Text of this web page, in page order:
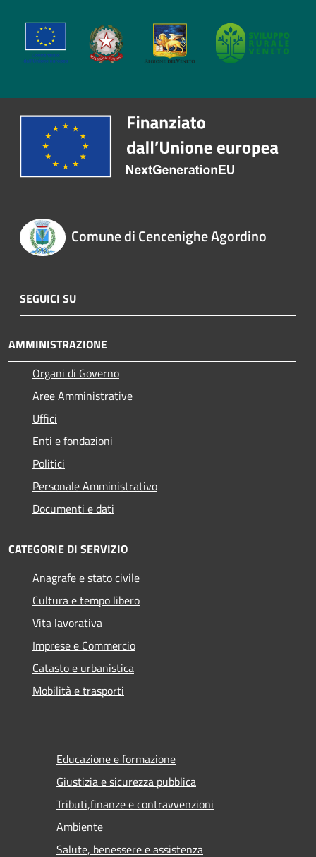
Comune di Cencenighe Agordino
SEGUICI SU
AMMINISTRAZIONE
Organi di Governo
Aree Amministrative
Uffici
Enti e fondazioni
Politici
Personale Amministrativo
Documenti e dati
CATEGORIE DI SERVIZIO
Anagrafe e stato civile
Cultura e tempo libero
Vita lavorativa
Imprese e Commercio
Catasto e urbanistica
Mobilità e trasporti
Educazione e formazione
Giustizia e sicurezza pubblica
Tributi,finanze e contravvenzioni
Ambiente
Salute, benessere e assistenza